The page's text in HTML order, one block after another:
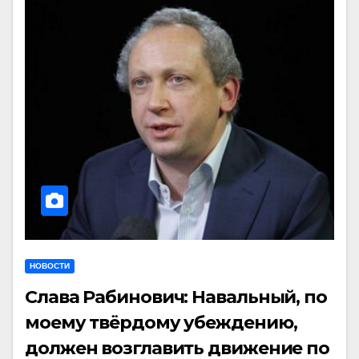
НОВОСТИ
Слава Рабинович: Навальный, по
моему твёрдому убеждению,
должен возглавить движение по